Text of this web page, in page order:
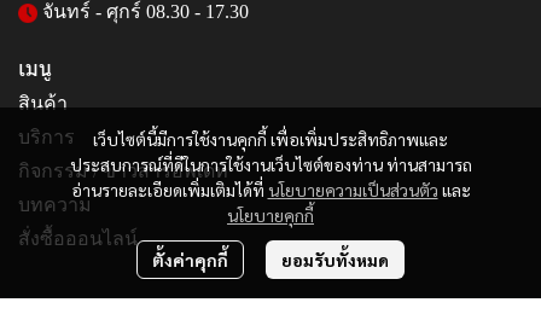
เว็บไซต์นี้มีการใช้งานคุกกี้ เพื่อเพิ่มประสิทธิภาพและ
ประสบการณ์ที่ดีในการใช้งานเว็บไซต์ของท่าน ท่านสามารถ
อ่านรายละเอียดเพิ่มเติมได้ที่ นโยบายความเป็นส่วนตัว และ
นโยบายคุกกี้
ตั้งค่าคุกกี้ ยอมรับทั้งหมด
จันทร์ - ศุกร์ 08.30 - 17.30
เมนู
สินค้า
บริการ
กิจกรรม / ข่าวสารอัพเดท
บทความ
สั่งซื้อออนไลน์